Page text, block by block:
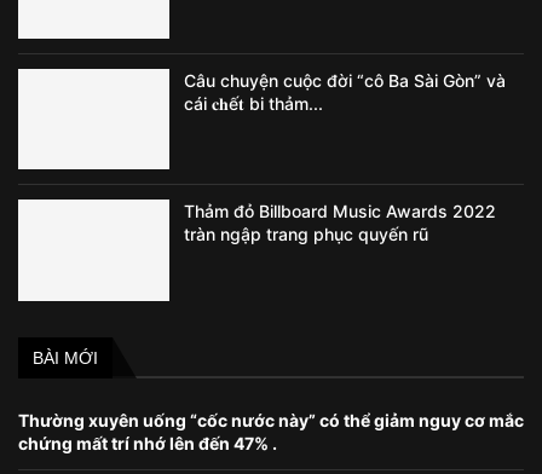
Câu chuyện cuộc đời “cô Ba Sài Gòn” và
cái 𝐜𝐡ế𝐭 bi thảm...
Thảm đỏ Billboard Music Awards 2022
tràn ngập trang phục quyến rũ
BÀI MỚI
Thường xuyên uống “cốc nước này” có thể giảm nguy cơ mắc
chứng mất trí nhớ lên đến 47% .